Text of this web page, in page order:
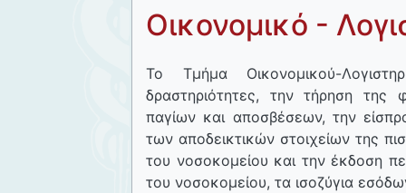
Οικονομικό -
Το Τμήμα Οικονομικού-
δραστηριότητες, την τήρηση της
παγίων και αποσβέσεων, την
των αποδεικτικών στοιχείων της
του νοσοκομείου και την έκδοση
του νοσοκομείου, τα ισοζύγια